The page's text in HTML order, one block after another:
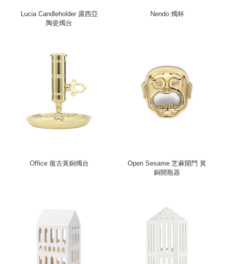
Lucia Candleholder 露西亞
陶瓷燭台
Nendo 燭杯
Office 復古黃銅燭台
Open Sesame 芝麻開門 黃
銅開瓶器